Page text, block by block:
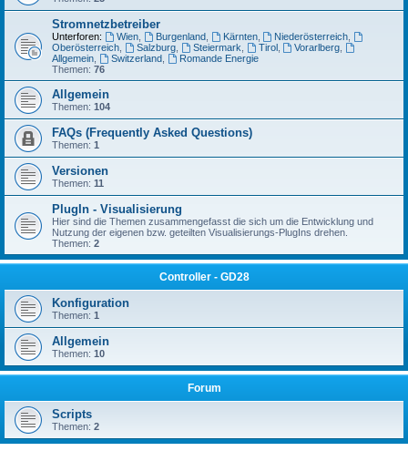
Stromnetzbetreiber
Unterforen: Wien, Burgenland, Kärnten, Niederösterreich
Oberösterreich
Salzburg, Steiermark Tirol, Vorarlberg
Allgemein
Switzerland,
Romande Energie
Themen: 76
Allgemein
Themen: 104
FAQs (Frequently Asked Questions)
Themen: 1
Versionen
Themen: 11
PlugIn - Visualisierung
Hier sind die Themen zusammengefasst die sich um die Entwicklung und
Nutzung der eigenen bzw. geteilten Visualisierungs-PlugIns drehen.
Themen: 2
Controller - GD28
Konfiguration
Themen: 1
Allgemein
Themen: 10
Forum
Scripts
Themen: 2